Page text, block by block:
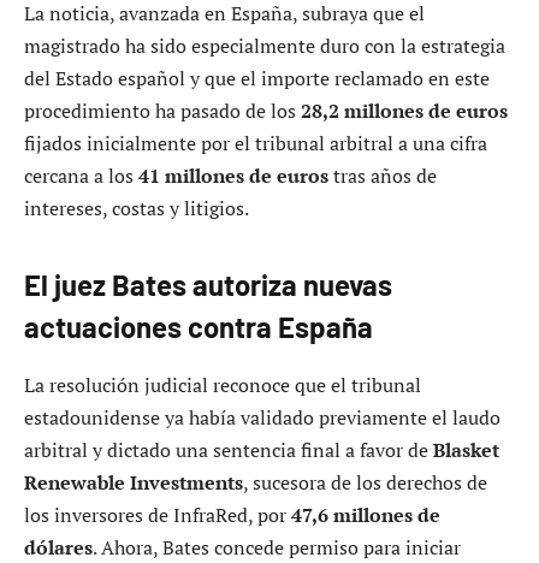
La noticia, avanzada en España, subraya que el
magistrado ha sido especialmente duro con la estrategia
del Estado español y que el importe reclamado en este
procedimiento ha pasado de los 28,2 millones de euros
fijados inicialmente por el tribunal arbitral a una cifra
cercana a los 41 millones de eurostras años de
intereses, costas y litigios.
El juez Bates autoriza nuevas
actuaciones contra España
La resolución judicial reconoce que el tribunal
estadounidense ya había validado previamente el laudo
arbitral y dictado una sentencia final a favor deBlasket
Renewable Investments, sucesora de los derechos de
los inversores de InfraRed, por47,6 millones de
dólares. Ahora, Bates concede permiso para iniciar